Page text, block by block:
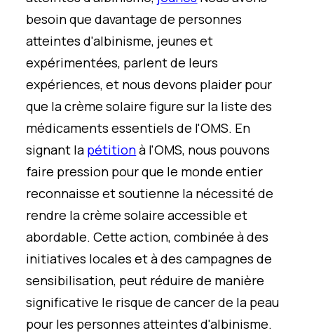
besoin que davantage de personnes
atteintes d'albinisme, jeunes et
expérimentées, parlent de leurs
expériences, et nous devons plaider pour
que la crème solaire figure sur la liste des
médicaments essentiels de l'OMS. En
signant la pétitionà l'OMS, nous pouvons
faire pression pour que le monde entier
reconnaisse et soutienne la nécessité de
rendre la crème solaire accessible et
abordable. Cette action, combinée à des
initiatives locales et à des campagnes de
sensibilisation, peut réduire de manière
significative le risque de cancer de la peau
pour les personnes atteintes d'albinisme.